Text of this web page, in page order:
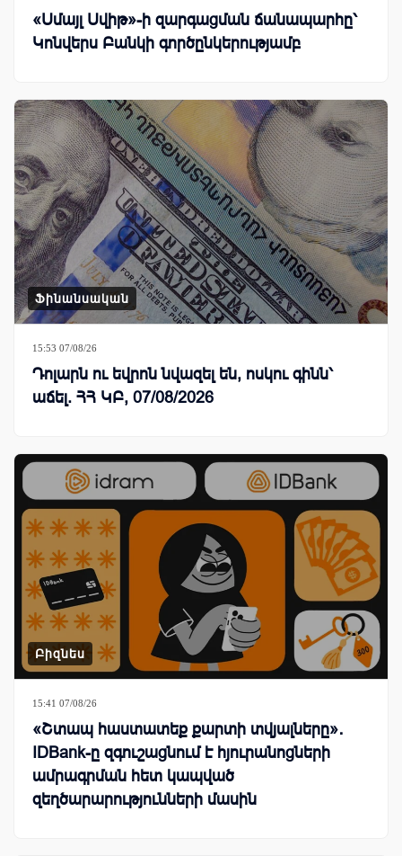
«Սմայլ Սվիթ»-ի զարգացման ճանապարհը՝
Կոնվերս Բանկի գործընկերությամբ
Ֆինանսական
15:53 07/08/26
Դոլարն ու եվրոն նվազել են, ոսկու գինն՝
աճել. ՀՀ ԿԲ, 07/08/2026
Բիզնես
15:41 07/08/26
«Շտապ հաստատեք քարտի տվյալները»․
IDBank-ը զգուշացնում է հյուրանոցների
ամրագրման հետ կապված
զեղծարարությունների մասին